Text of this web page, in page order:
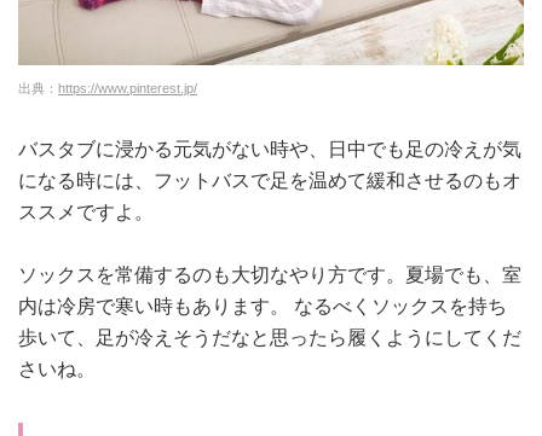
出典： https://www.pinterest.jp/
バスタブに浸かる元気がない時や、日中でも足の冷えが気
になる時には、フットバスで足を温めて緩和させるのもオ
ススメですよ。
ソックスを常備するのも大切なやり方です。夏場でも、室
内は冷房で寒い時もあります。
なるべくソックスを持ち
歩いて、足が冷えそうだなと思ったら履くようにしてくだ
さいね。